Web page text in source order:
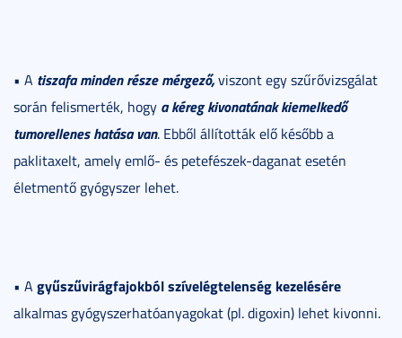
• A tiszafa minden része mérgező,viszont egy szűrővizsgálat
során felismerték, hogy a kéreg kivonatának kiemelkedő
tumorellenes hatása van. Ebből állították elő később a
paklitaxelt, amely emlő- és petefészek-daganat esetén
életmentő gyógyszer lehet.
• A gyűszűvirágfajokból szívelégtelenség kezelésére
alkalmas gyógyszerhatóanyagokat (pl. digoxin) lehet kivonni.